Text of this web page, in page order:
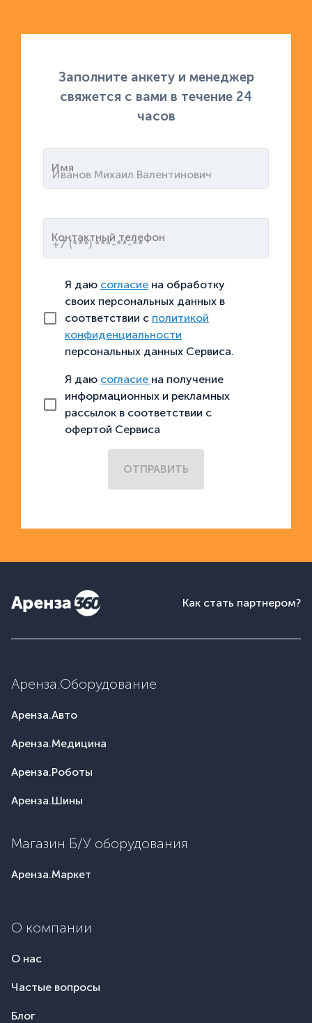
Заполните анкету и менеджер
свяжется с вами в течение 24
часов
Имя
Контактный телефон
Я даю согласие на обработку
своих персональных данных в
соответствии с политикой
конфиденциальности
персональных данных Сервиса.
Я даю согласие на получение
информационных и рекламных
рассылок в соответствии с
офертой Сервиса
ОТПРАВИТЬ
Как стать партнером?
Аренза.Оборудование
Аренза.Авто
Аренза.Медицина
Аренза.Роботы
Аренза.Шины
Магазин Б/У оборудования
Аренза.Маркет
О компании
О нас
Частые вопросы
Блог